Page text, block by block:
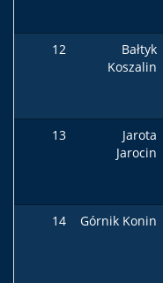
12
Bałtyk
Koszalin
13
Jarota
Jarocin
14 Górnik Konin